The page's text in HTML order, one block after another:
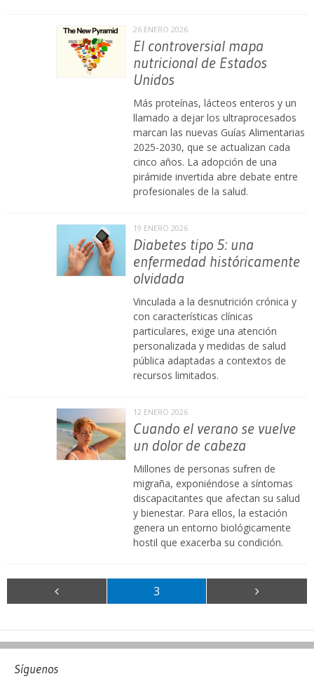
26 ENERO 2026
El controversial mapa
nutricional de Estados
Unidos
Más proteínas, lácteos enteros y un
llamado a dejar los ultraprocesados
marcan las nuevas Guías Alimentarias
2025-2030, que se actualizan cada
cinco años. La adopción de una
pirámide invertida abre debate entre
profesionales de la salud.
19 ENERO 2026
Diabetes tipo 5: una
enfermedad históricamente
olvidada
Vinculada a la desnutrición crónica y
con características clínicas
particulares, exige una atención
personalizada y medidas de salud
pública adaptadas a contextos de
recursos limitados.
12 ENERO 2026
Cuando el verano se vuelve
un dolor de cabeza
Millones de personas sufren de
migraña, exponiéndose a síntomas
discapacitantes que afectan su salud
y bienestar. Para ellos, la estación
genera un entorno biológicamente
hostil que exacerba su condición.
3
Síguenos